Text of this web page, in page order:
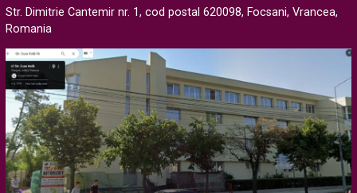
Str. Dimitrie Cantemir nr. 1, cod postal 620098, Focsani, Vrancea,
Romania